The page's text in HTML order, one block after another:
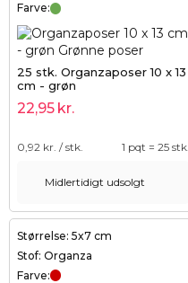
Farve:
25 stk. Organzaposer 10 x 13
cm - grøn
22,95 kr.
0,92 kr. / stk. 1 pqt = 25 stk.
Midlertidigt udsolgt
Størrelse: 5x7 cm
Stof: Organza
Farve: